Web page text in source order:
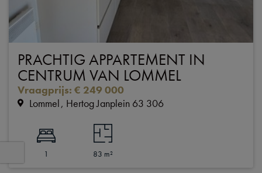
PRACHTIG APPARTEMENT IN
CENTRUM VAN LOMMEL
Vraagprijs: € 249 000
Lommel Hertog Janplein 63 306
1 83 m²